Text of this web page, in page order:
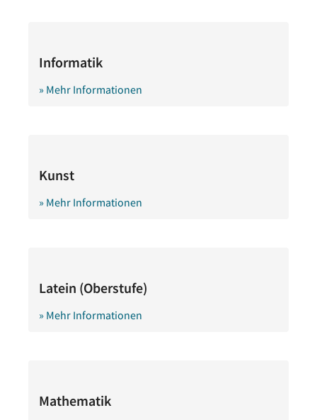
Informatik
» Mehr Informationen
Kunst
» Mehr Informationen
Latein (Oberstufe)
» Mehr Informationen
Mathematik